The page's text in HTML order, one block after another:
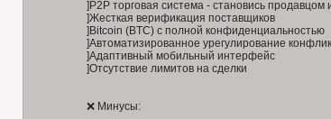
]P2P торговая система - становись продавцом
]Жесткая верификация поставщиков
]Bitcoin (BTC) с полной конфиденциальностью
]Автоматизированное урегулирование
]Адаптивный мобильный интерфейс
]Отсутствие лимитов на сделки
❌ Минусы: